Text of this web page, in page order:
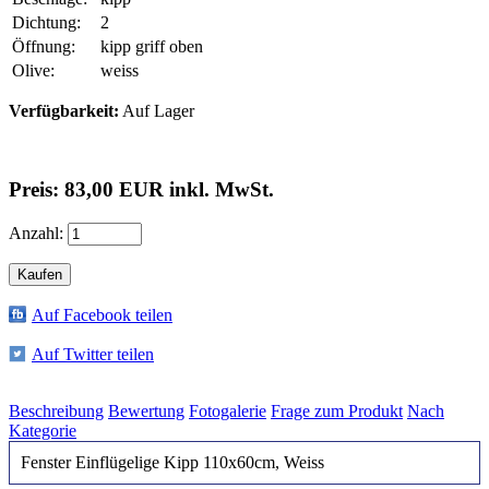
Dichtung:
2
Öffnung:
kipp griff oben
Olive:
weiss
Verfügbarkeit: Auf Lager
Preis: 83,00 EUR inkl. MwSt.
Anzahl:
Auf Facebook teilen
Auf Twitter teilen
Beschreibung Bewertung Fotogalerie Frage zum Produkt Nach
Kategorie
Fenster Einflügelige Kipp 110x60cm, Weiss